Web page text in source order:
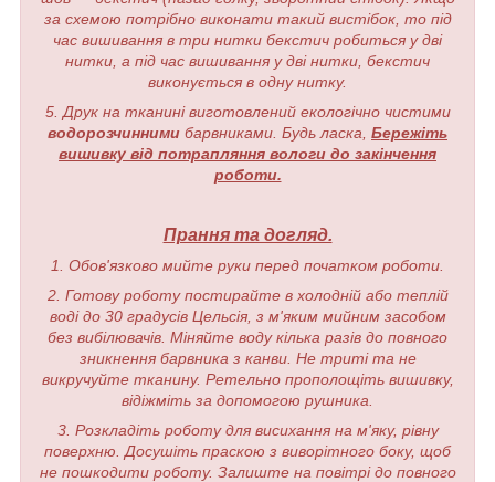
за схемою потрібно виконати такий вистібок, то під
час вишивання в три нитки бекстич робиться у дві
нитки, а під час вишивання у дві нитки, бекстич
виконується в одну нитку.
5. Друк на тканині виготовлений екологічно чистими
водорозчинними барвниками. Будь ласка, Бережіть
вишивку від потрапляння вологи до закінчення
роботи.
Прання та догляд.
1. Обов'язково мийте руки перед початком роботи.
2. Готову роботу постирайте в холодній або теплій
воді до 30 градусів Цельсія, з м'яким мийним засобом
без вибілювачів. Міняйте воду кілька разів до повного
зникнення барвника з канви. Не триті та не
викручуйте тканину. Ретельно прополощіть вишивку,
відіжміть за допомогою рушника.
3. Розкладіть роботу для висихання на м'яку, рівну
поверхню. Досушіть праскою з виворітного боку, щоб
не пошкодити роботу. Залиште на повітрі до повного